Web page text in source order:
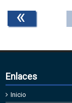
«
Enlaces
Inicio